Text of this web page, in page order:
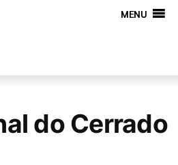
MENU
do Cerrado